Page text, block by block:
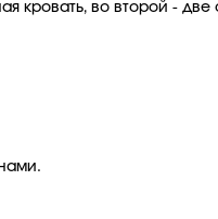
кровать, во второй - две